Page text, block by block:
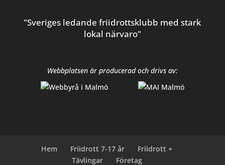
"Sveriges ledande friidrottsklubb med stark
lokal närvaro"
Webbplatsen är producerad och drivs av:
Hem Friidrott 7-17 år
Friidrott +
Tävlingar
Företag